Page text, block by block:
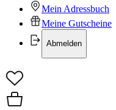
Mein Adressbuch
Meine Gutscheine
Abmelden